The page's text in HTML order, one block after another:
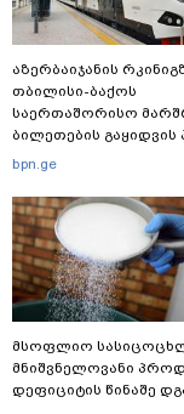
აზერბაიჯანის
თბილისი-ბაქოს
საერთაშორისო
ბილეთების
ახანგრძლივებს
bpn.ge
მსოფლიო
მნიშვნელოვანი
დეფიციტის წინაშე